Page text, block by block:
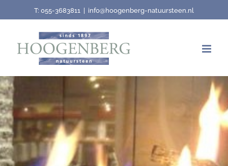
content
T: 055-3683811 info@hoogenberg-natuursteen.nl